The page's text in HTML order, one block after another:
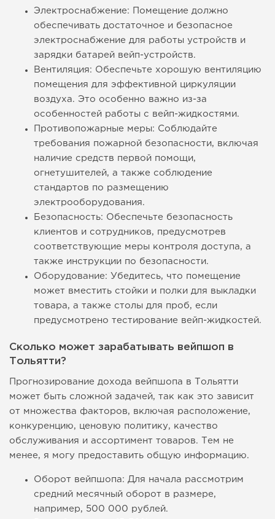
Электроснабжение: Помещение должно
обеспечивать достаточное и безопасное
электроснабжение для работы устройств и
зарядки батарей вейп-устройств.
Вентиляция: Обеспечьте хорошую вентиляцию
помещения для эффективной циркуляции
воздуха. Это особенно важно из-за
особенностей работы с вейп-жидкостями.
Противопожарные меры: Соблюдайте
требования пожарной безопасности, включая
наличие средств первой помощи,
огнетушителей, а также соблюдение
стандартов по размещению
электрооборудования.
Безопасность: Обеспечьте безопасность
клиентов и сотрудников, предусмотрев
соответствующие меры контроля доступа, а
также инструкции по безопасности.
Оборудование: Убедитесь, что помещение
может вместить стойки и полки для выкладки
товара, а также столы для проб, если
предусмотрено тестирование вейп-жидкостей.
Сколько может зарабатывать вейпшоп в
Тольятти?
Прогнозирование дохода вейпшопа в Тольятти
может быть сложной задачей, так как это зависит
от множества факторов, включая расположение,
конкуренцию, ценовую политику, качество
обслуживания и ассортимент товаров. Тем не
менее, я могу предоставить общую информацию.
Оборот вейпшопа: Для начала рассмотрим
средний месячный оборот в размере,
например, 500 000 рублей.